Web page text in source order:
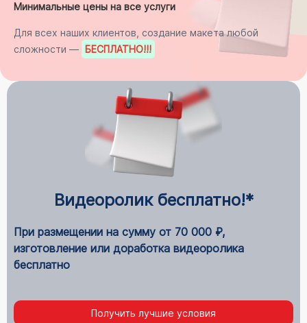
Минимальные цены на все услуги
Для всех наших клиентов, создание макета любой
сложности — БЕСПЛАТНО!!!
Видеоролик бесплатно!*
При размещении на сумму от 70 000 ₽,
изготовление или доработка видеоролика
бесплатно
Получить лучшие условия